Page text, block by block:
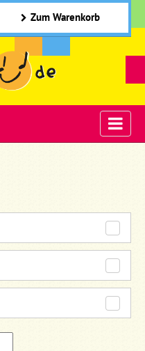
Zum Warenkorb